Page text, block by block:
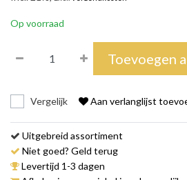
Op voorraad
Toevoegen
Vergelijk Aan verlanglijst
Uitgebreid assortiment
Niet goed? Geld terug
Levertijd 1-3 dagen